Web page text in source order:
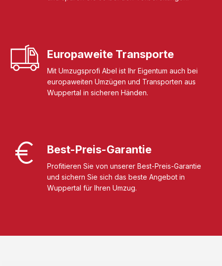
Europaweite Transporte
Mit Umzugsprofi Abel ist Ihr Eigentum auch bei
europaweiten Umzügen und Transporten aus
Wuppertal in sicheren Händen.
Best-Preis-Garantie
Profitieren Sie von unserer Best-Preis-Garantie
und sichern Sie sich das beste Angebot in
Wuppertal für Ihren Umzug.